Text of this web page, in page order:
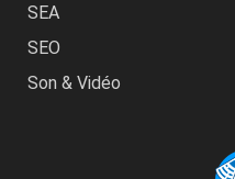
SEA
SEO
Son & Vidéo